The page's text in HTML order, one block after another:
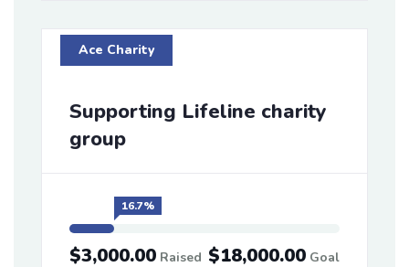
Ace Charity
Supporting Lifeline charity
group
16.7%
$18,000.00 Goal
$3,000.00 Raised